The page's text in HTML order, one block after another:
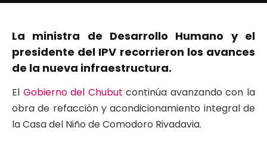
La ministra de Desarrollo Humano y el
presidente del IPV recorrieron los avances
de la nueva infraestructura.
El Gobierno del Chubut continúa avanzando con la
obra de refacción y acondicionamiento integral de
la Casa del Niño de Comodoro Rivadavia.